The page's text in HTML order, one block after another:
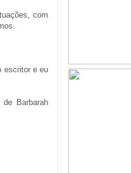
com
escritor e eu
Barbarah